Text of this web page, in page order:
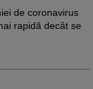
de coronavirus
rapidă decât se